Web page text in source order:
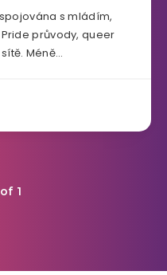
s mládím,
průvody, queer
Méně…
1